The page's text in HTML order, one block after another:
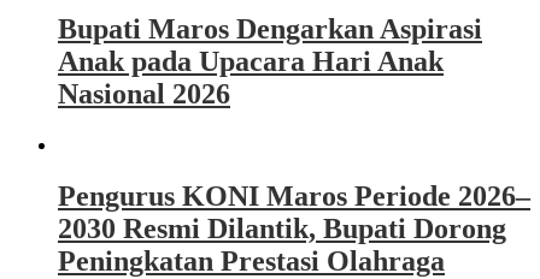
Bupati Maros Dengarkan Aspirasi
Anak pada Upacara Hari Anak
Nasional 2026
Pengurus KONI Maros Periode 2026–
2030 Resmi Dilantik, Bupati Dorong
Peningkatan Prestasi Olahraga